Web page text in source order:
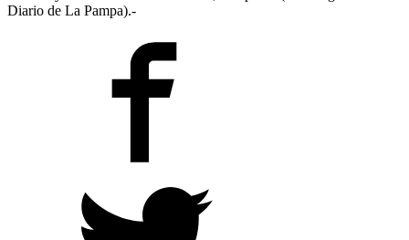
Diario de La Pampa).-